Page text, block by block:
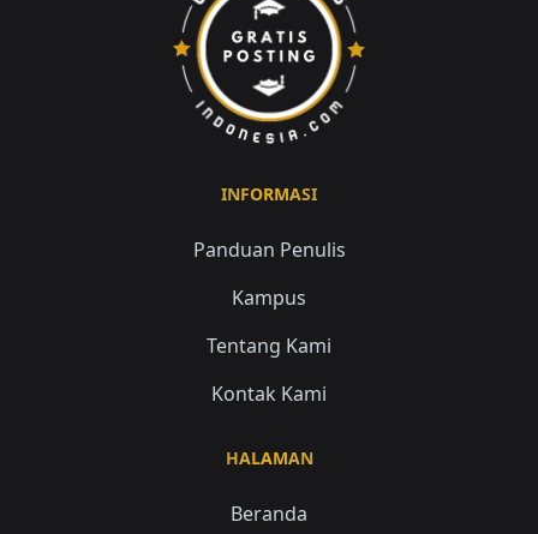
INFORMASI
Panduan Penulis
Kampus
Tentang Kami
Kontak Kami
HALAMAN
Beranda